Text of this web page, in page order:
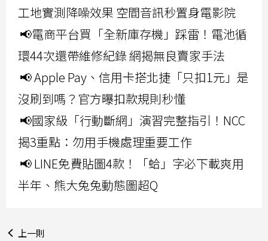
工地實測降噪效果 空間音訊秒置身電影院
📢電商平台買「全新庫存機」踩雷！電池循
環44次還帶維修紀錄 網揭無良賣家手法
📢 Apple Pay、信用卡搭北捷「只扣1元」是
沒刷到嗎？官方曝扣款規則秒懂
📢國家級「行動斷網」演習完整指引！NCC
揭3重點：勿用手機處理重要工作
📢 LINE免費貼圖4款！「蛤」字必下載爽用
半年、熊大兔兔動態圖超Q
上一則